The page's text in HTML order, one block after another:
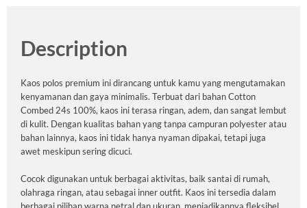
Description
Kaos polos premium ini dirancang untuk kamu yang mengutamakan
kenyamanan dan gaya minimalis. Terbuat dari bahan Cotton
Combed 24s 100%, kaos ini terasa ringan, adem, dan sangat lembut
di kulit. Dengan kualitas bahan yang tanpa campuran polyester atau
bahan lainnya, kaos ini tidak hanya nyaman dipakai, tetapi juga
awet meskipun sering dicuci.
Cocok digunakan untuk berbagai aktivitas, baik santai di rumah,
olahraga ringan, atau sebagai inner outfit. Kaos ini tersedia dalam